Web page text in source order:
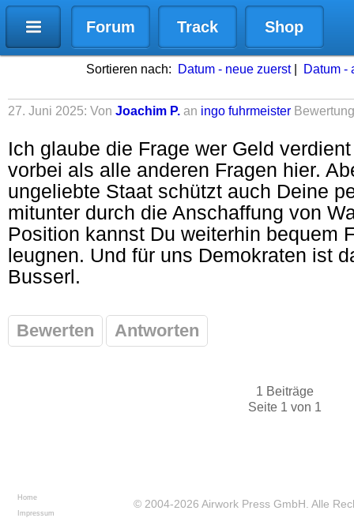
Forum Track Shop
Sortieren nach: Datum - neue zuerst| Datum -
27. Juni 2025: Von Joachim P. an ingo fuhrmeister
Ich glaube die Frage wer Geld
vorbei als alle anderen Fragen hier.
ungeliebte Staat schützt auch Deine
mitunter durch die Anschaffung von
Position kannst Du weiterhin bequem
leugnen. Und für uns Demokraten ist
Busserl.
Bewerten Antworten
1 Beiträge
Seite 1 von 1
Home
Impressum
© 2004-2026 Airwork Press GmbH . Alle